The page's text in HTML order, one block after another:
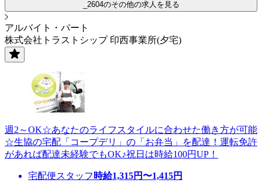
_2604のその他の求人を見る
アルバイト・パート
株式会社トラストシップ 印西事業所(夕宅)
週2～OK☆あなたのライフスタイルに合わせた働き方が可能
☆生協の宅配「コープデリ」の「お弁当」を配達！運転免許
があれば配達未経験でもOK♪祝日は時給100円UP！
宅配便スタッフ 時給1,315円〜1,415円